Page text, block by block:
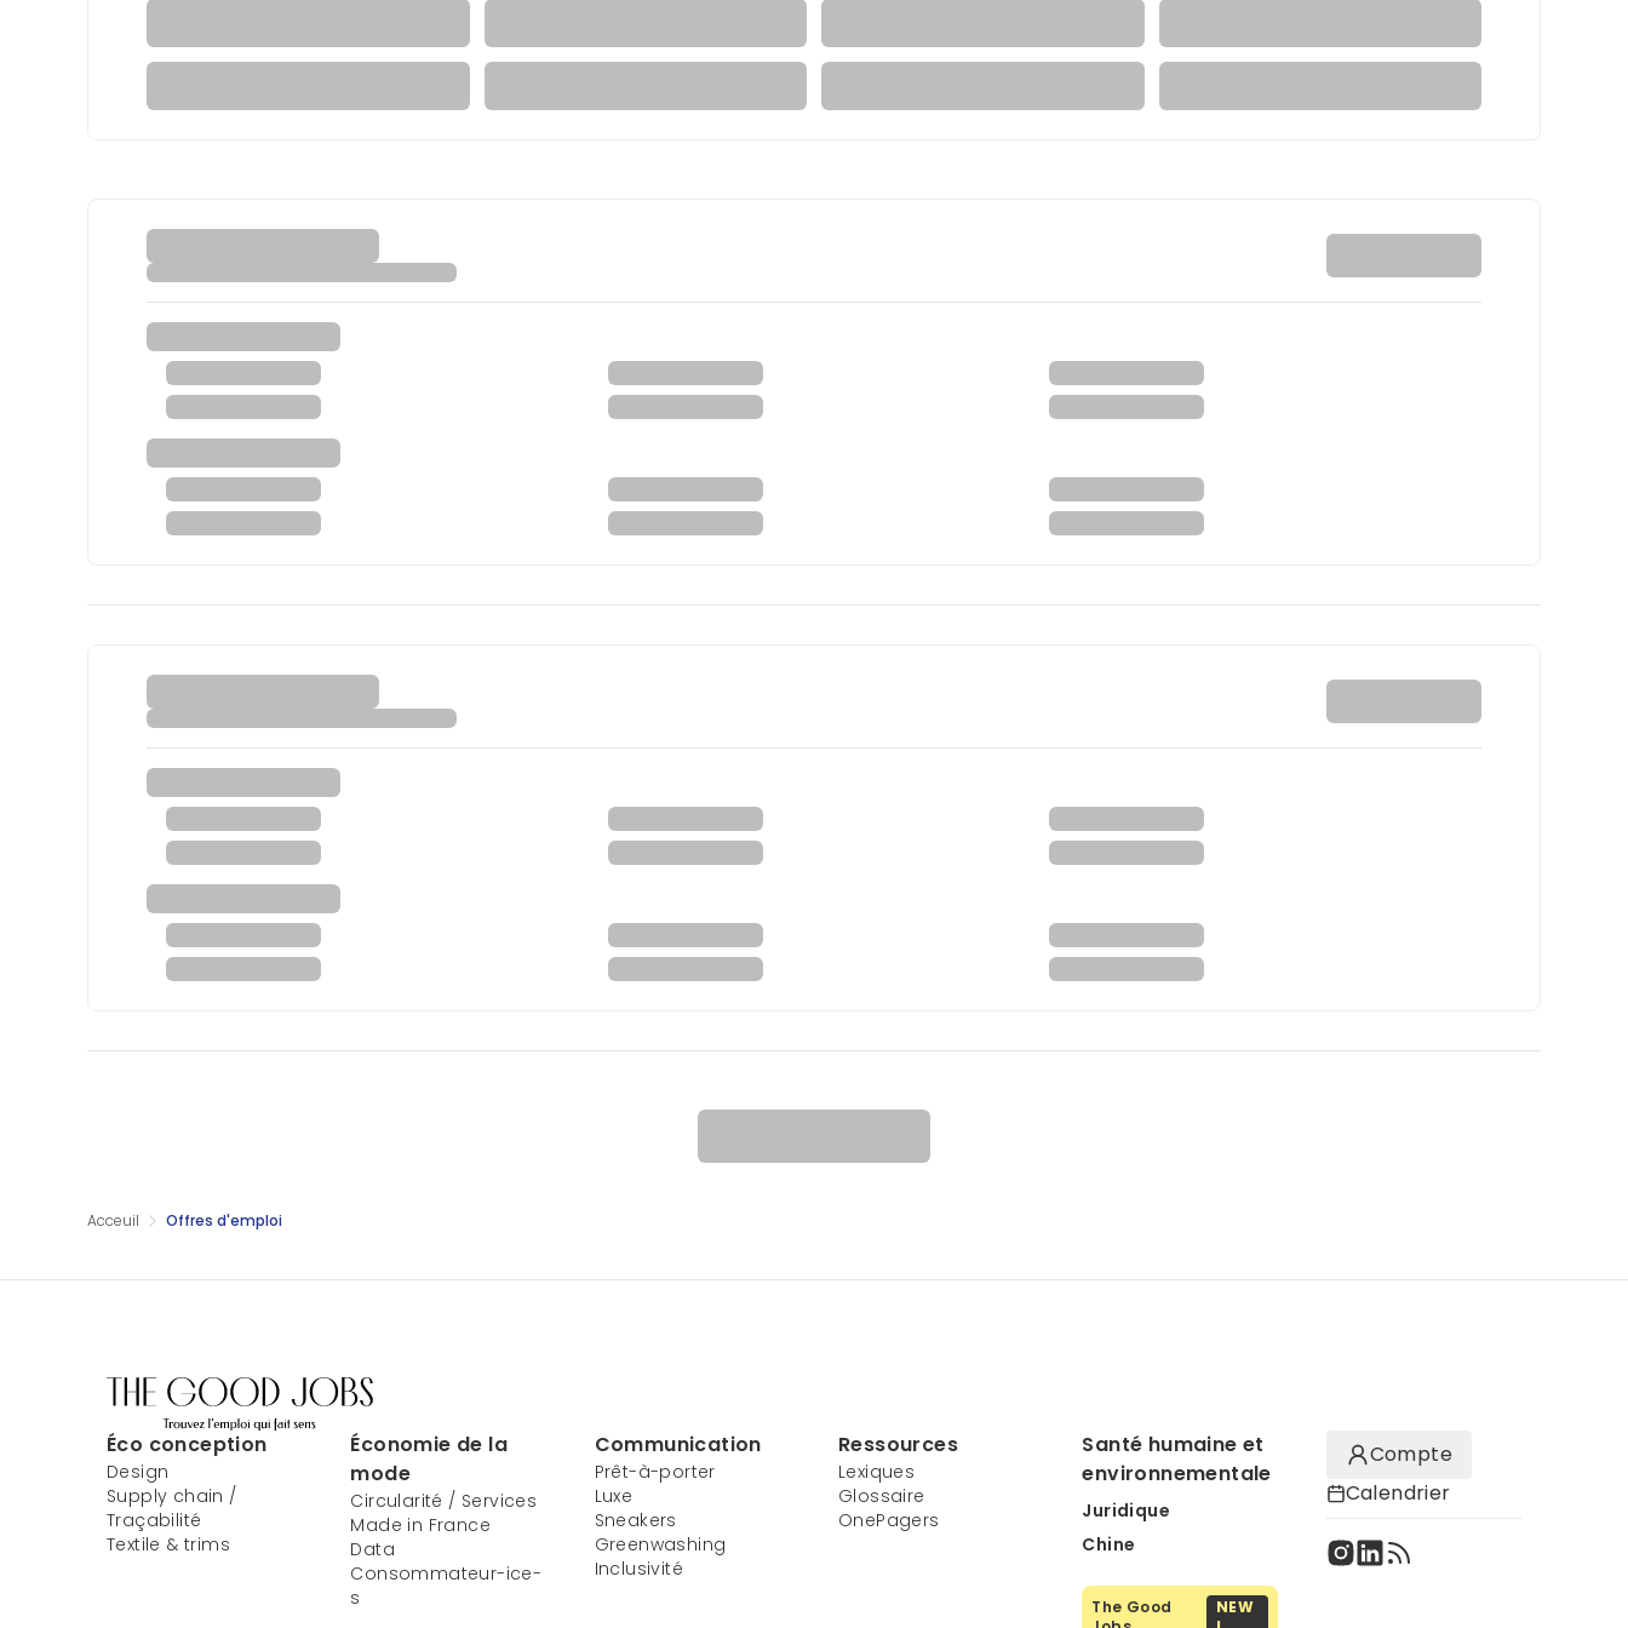
Acceuil Offres d'emploi
Éco conception
Design
Supply chain /
Traçabilité
Textile & trims
Économie de la
mode
Circularité / Services
Made in France
Data
Consommateur-ice-
s
Communication
Prêt-à-porter
Luxe
Sneakers
Greenwashing
Inclusivité
Ressources
Lexiques
Glossaire
OnePagers
Santé humaine et
environnementale
Juridique
Chine
The Good
NEW
Compte
Calendrier